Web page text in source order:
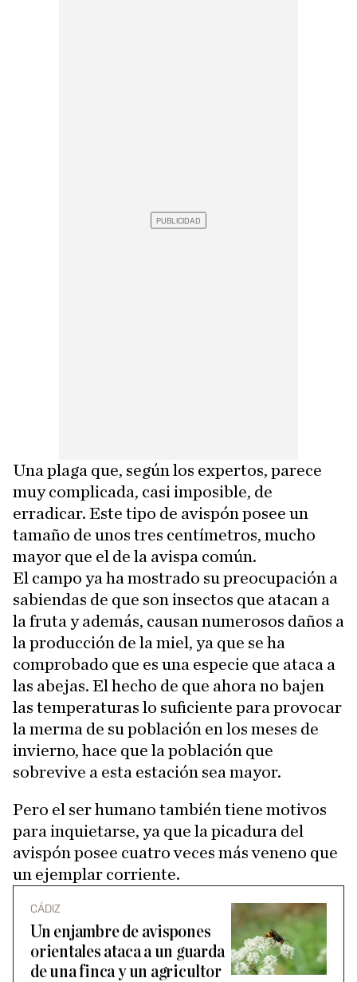
Una plaga que, según los expertos, parece
muy complicada, casi imposible, de
erradicar. Este tipo de avispón posee un
tamaño de unos tres centímetros, mucho
mayor que el de la avispa común.
El campo ya ha mostrado su preocupación a
sabiendas de que son insectos que atacan a
la fruta y además, causan numerosos daños a
la producción de la miel, ya que se ha
comprobado que es una especie que ataca a
las abejas. El hecho de que ahora no bajen
las temperaturas lo suficiente para provocar
la merma de su población en los meses de
invierno, hace que la población que
sobrevive a esta estación sea mayor.
Pero el ser humano también tiene motivos
para inquietarse, ya que la picadura del
avispón posee cuatro veces más veneno que
un ejemplar corriente.
CÁDIZ
Un enjambre de avispones
orientales ataca a un guarda
de una finca y un agricultor